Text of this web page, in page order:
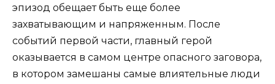
эпизод обещает быть еще более
захватывающим и напряженным. После
событий первой части, главный герой
оказывается в самом центре опасного заговора,
в котором замешаны самые влиятельные люди